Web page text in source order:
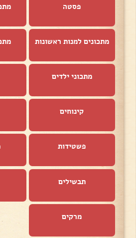
פסטה
מתכונים למנות ראשונות
מתכוני ילדים
קינוחים
פשטידות
תבשילים
מרקים